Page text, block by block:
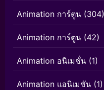
Animation การ์ตูน (304)
Animation การ์ตูน (42)
Animation อนิเมชั่น (1)
Animation แอนิเมชัน (1)